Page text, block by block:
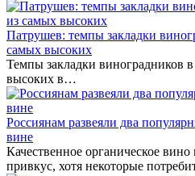
Патрушев: темпы закладки
самых высоких
Темпы закладки виноградников
высоких в…
Россиянам развеяли два
вине
Качественное органическое
привкус, хотя некоторые